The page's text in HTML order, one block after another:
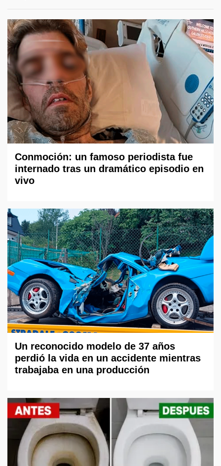
Conmoción: un famoso periodista fue
internado tras un dramático episodio en
vivo
Un reconocido modelo de 37 años
perdió la vida en un accidente mientras
trabajaba en una producción